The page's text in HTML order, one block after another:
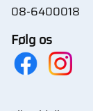
08-6400018
Følg os